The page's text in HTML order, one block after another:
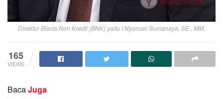
Direktur Bisnis Non Kredti (BNK) yaitu I Nyoman Sumanaya, SE., MM.
165
VIEWS
BacaJuga